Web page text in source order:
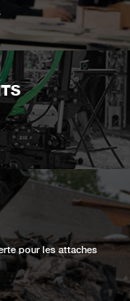
pour les attaches